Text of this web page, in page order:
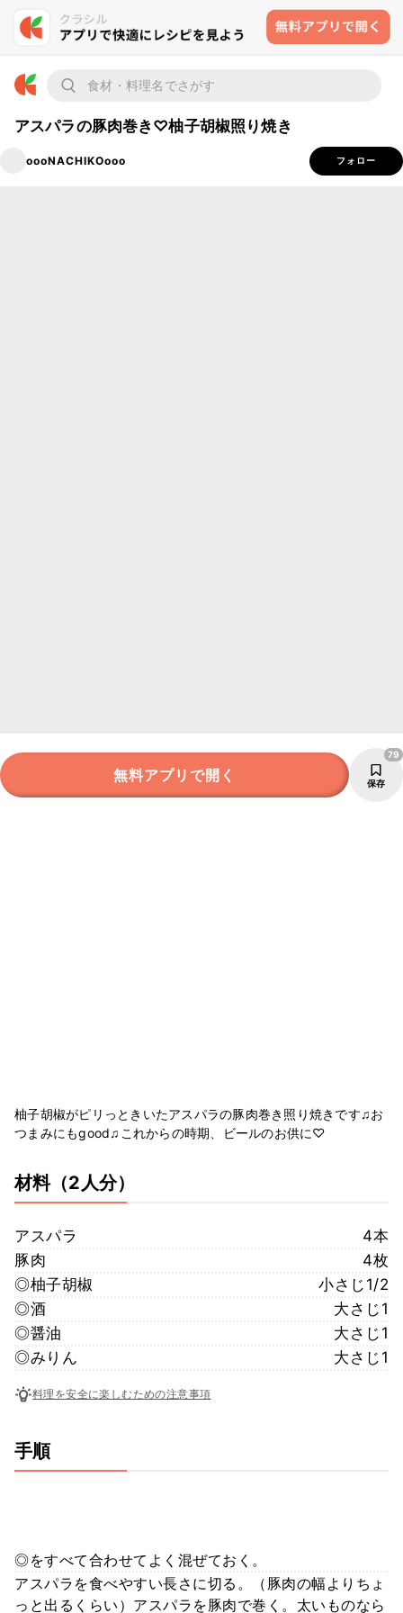
アスパラの豚肉巻き♡柚子胡椒照り焼き
oooNACHIKOooo フォロー
無料アプリで開く 保存
79
柚子胡椒がピリっときいたアスパラの豚肉巻き照り焼きです♫お
つまみにもgood♫これからの時期、ビールのお供に♡
材料（2人分）
アスパラ
4本
豚肉
4枚
◎柚子胡椒
小さじ1/2
◎酒
大さじ1
◎醤油
大さじ1
◎みりん
大さじ1
料理を安全に楽しむための注意事項
手順
◎をすべて合わせてよく混ぜておく。
アスパラを食べやすい長さに切る。（豚肉の幅よりちょ
っと出るくらい）アスパラを豚肉で巻く。太いものなら